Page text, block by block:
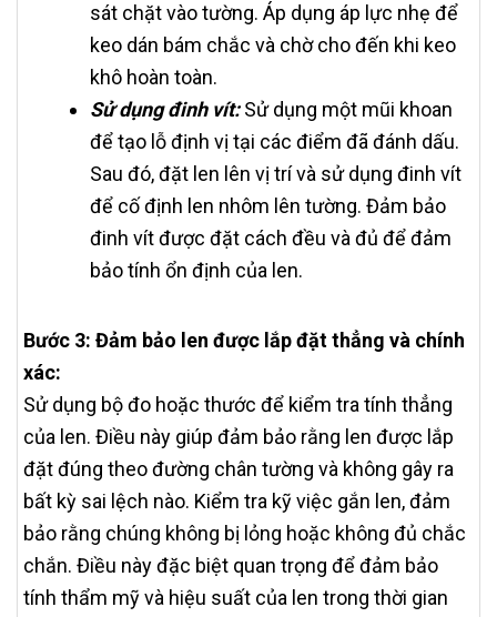
sát chặt vào tường. Áp dụng áp lực nhẹ để
keo dán bám chắc và chờ cho đến khi keo
khô hoàn toàn.
Sử dụng đinh vít:Sử dụng một mũi khoan
để tạo lỗ định vị tại các điểm đã đánh dấu.
Sau đó, đặt len lên vị trí và sử dụng đinh vít
để cố định len nhôm lên tường. Đảm bảo
đinh vít được đặt cách đều và đủ để đảm
bảo tính ổn định của len.
Bước 3: Đảm bảo len được lắp đặt thẳng và chính
xác:
Sử dụng bộ đo hoặc thước để kiểm tra tính thẳng
của len. Điều này giúp đảm bảo rằng len được lắp
đặt đúng theo đường chân tường và không gây ra
bất kỳ sai lệch nào. Kiểm tra kỹ việc gắn len, đảm
bảo rằng chúng không bị lỏng hoặc không đủ chắc
chắn. Điều này đặc biệt quan trọng để đảm bảo
tính thẩm mỹ và hiệu suất của len trong thời gian